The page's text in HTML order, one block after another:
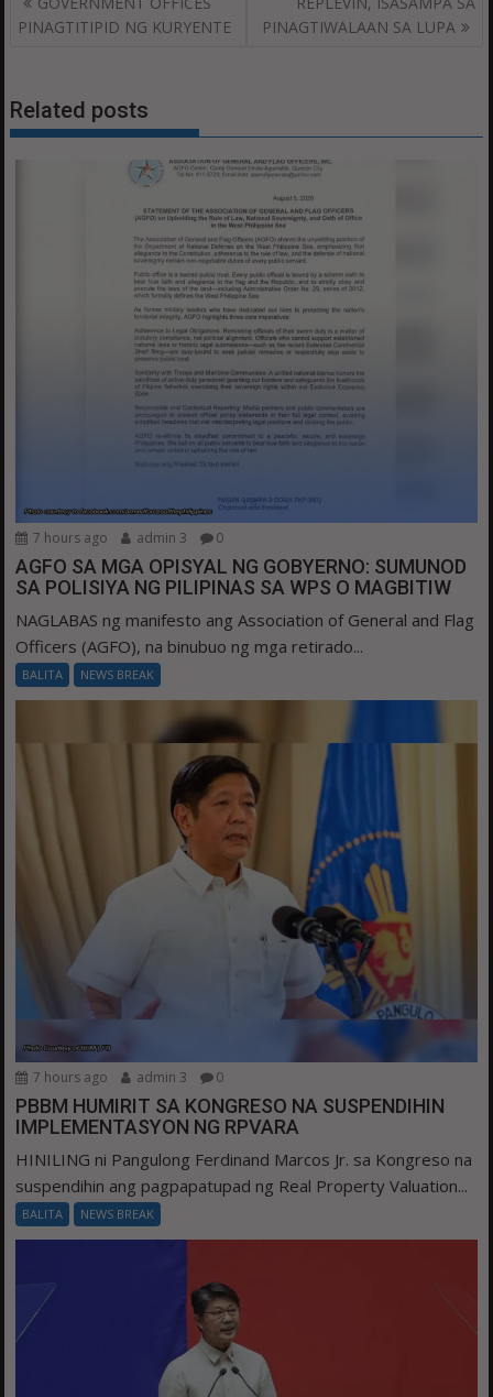
navigation
PINAGTITIPID NG KURYENTE
PINAGTIWALAAN SA LUPA
Related posts
7 hours ago admin 3 0
AGFO SA MGA OPISYAL NG GOBYERNO: SUMUNOD
SA POLISIYA NG PILIPINAS SA WPS O MAGBITIW
NAGLABAS ng manifesto ang Association of General and Flag
Officers (AGFO), na binubuo ng mga retirado...
BALITA NEWS BREAK
7 hours ago admin 3 0
PBBM HUMIRIT SA KONGRESO NA SUSPENDIHIN
IMPLEMENTASYON NG RPVARA
HINILING ni Pangulong Ferdinand Marcos Jr. sa Kongreso na
suspendihin ang pagpapatupad ng Real Property Valuation...
BALITA NEWS BREAK